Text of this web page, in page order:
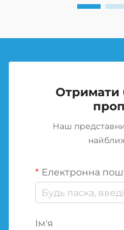
Отримати
Наш
Електронна
Ім'я